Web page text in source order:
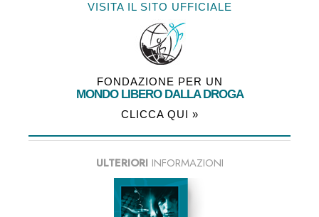
VISITA IL SITO UFFICIALE
FONDAZIONE PER UN
MONDO LIBERO DALLA DROGA
CLICCA QUI »
ULTERIORIINFORMAZIONI